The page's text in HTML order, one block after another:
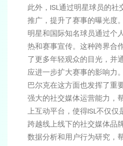
此外，ISL通过明星球员的
推广，提升了赛事的曝光度
明星和国际知名球员通过个
热和赛事宣传。这种跨界合
了更多年轻观众的目光，并
应进一步扩大赛事的影响力。
巴尔克在这方面也发挥了重
强大的社交媒体运营能力，
上互动平台，使得ISL不仅
跨越线上线下的社交媒体品
数据分析和用户行为研究，